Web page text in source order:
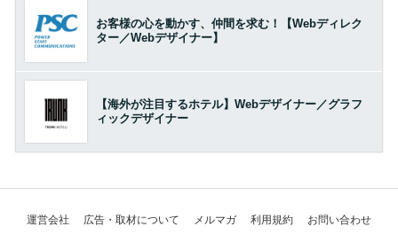
お客様の心を動かす、仲間を求む！【Webディレク
ター／Webデザイナー】
【海外が注目するホテル】Webデザイナー／グラフ
ィックデザイナー
運営会社 広告・取材について メルマガ 利用規約 お問い合わせ